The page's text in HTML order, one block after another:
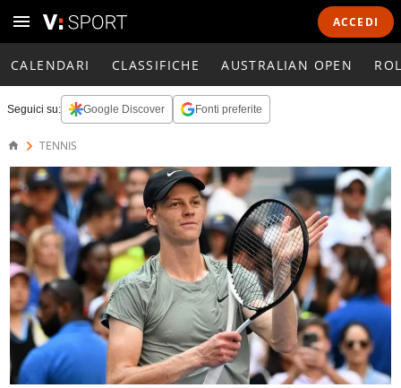
ACCEDI
CALENDARI CLASSIFICHE AUSTRALIAN OPEN
Seguici su: Google Discover Fonti preferite
TENNIS